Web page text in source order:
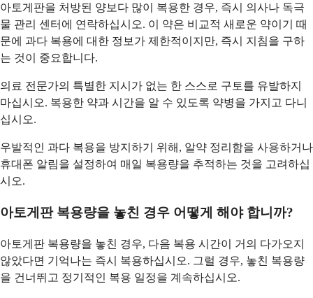
아토게판을 처방된 양보다 많이 복용한 경우, 즉시 의사나 독극
물 관리 센터에 연락하십시오. 이 약은 비교적 새로운 약이기 때
문에 과다 복용에 대한 정보가 제한적이지만, 즉시 지침을 구하
는 것이 중요합니다.
의료 전문가의 특별한 지시가 없는 한 스스로 구토를 유발하지
마십시오. 복용한 약과 시간을 알 수 있도록 약병을 가지고 다니
십시오.
우발적인 과다 복용을 방지하기 위해, 알약 정리함을 사용하거나
휴대폰 알림을 설정하여 매일 복용량을 추적하는 것을 고려하십
시오.
아토게판 복용량을 놓친 경우 어떻게 해야 합니까?
아토게판 복용량을 놓친 경우, 다음 복용 시간이 거의 다가오지
않았다면 기억나는 즉시 복용하십시오. 그럴 경우, 놓친 복용량
을 건너뛰고 정기적인 복용 일정을 계속하십시오.